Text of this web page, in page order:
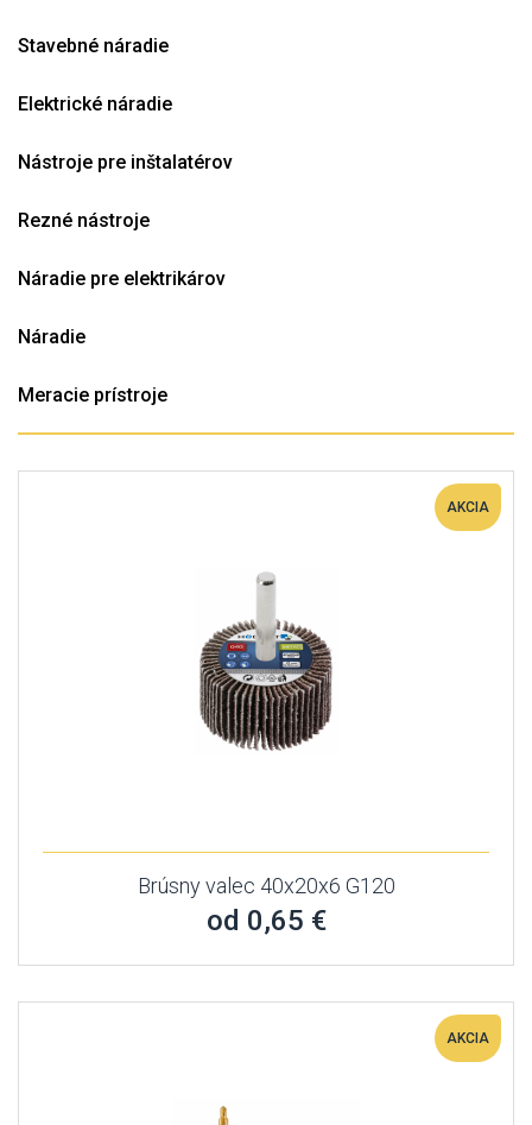
Stavebné náradie
Elektrické náradie
Nástroje pre inštalatérov
Rezné nástroje
Náradie pre elektrikárov
Náradie
Meracie prístroje
AKCIA
Brúsny valec 40x20x6 G120
od 0,65 €
AKCIA